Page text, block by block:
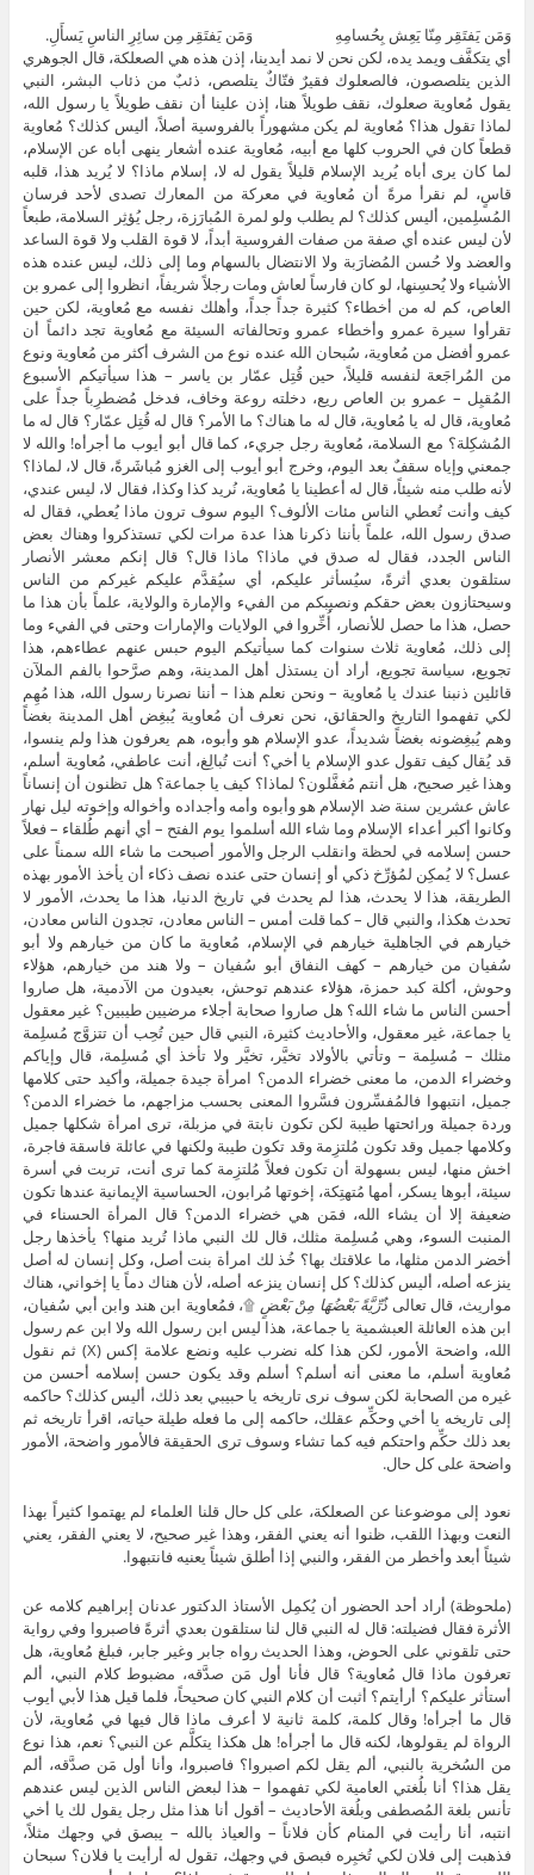
وَمَن يَفتَقِر مِنّا يَعِش بِحُسامِهِ وَمَن يَفتَقِر مِن سائِرِ الناسِ يَسأَلِ.
أي يتكفَّف ويمد يده، لكن نحن لا نمد أيدينا، إذن هذه هي الصعلكة، قال الجوهري
الذين يتلصصون، فالصعلوك فقيرٌ فتّاكٌ يتلصص، ذئبٌ من ذئاب البشر، النبي
يقول مُعاوية صعلوك، نقف طويلاً هنا، إذن علينا أن نقف طويلاً يا رسول الله،
لماذا تقول هذا؟ مُعاوية لم يكن مشهوراً بالفروسية أصلاً، أليس كذلك؟ مُعاوية
قطعاً كان في الحروب كلها مع أبيه، مُعاوية عنده أشعار ينهى أباه عن الإسلام،
لما كان يرى أباه يُريد الإسلام قليلاً يقول له لا، إسلام ماذا؟ لا يُريد هذا، قلبه
قاسٍ، لم نقرأ مرةً أن مُعاوية في معركة من المعارك تصدى لأحد فرسان
المُسلِمين، أليس كذلك؟ لم يطلب ولو لمرة المُبارَزة، رجل يُؤثِر السلامة، طبعاً
لأن ليس عنده أي صفة من صفات الفروسية أبداً، لا قوة القلب ولا قوة الساعد
والعضد ولا حُسن المُضارَبة ولا الانتضال بالسهام وما إلى ذلك، ليس عنده هذه
الأشياء ولا يُحسِنها، لو كان فارساً لعاش ومات رجلاً شريفاً، انظروا إلى عمرو بن
العاص، كم له من أخطاء؟ كثيرة جداً جداً، وأهلك نفسه مع مُعاوية، لكن حين
تقرأوا سيرة عمرو وأخطاء عمرو وتحالفاته السيئة مع مُعاوية تجد دائماً أن
عمرو أفضل من مُعاوية، سُبحان الله عنده نوع من الشرف أكثر من مُعاوية ونوع
من المُراجَعة لنفسه قليلاً، حين قُتِل عمّار بن ياسر – هذا سيأتيكم الأسبوع
المُقبِل – عمرو بن العاص ريع، دخلته روعة وخاف، فدخل مُضطرِباً جداً على
مُعاوية، قال له يا مُعاوية، قال له ما هناك؟ ما الأمر؟ قال له قُتِل عمّار؟ قال له ما
المُشكِلة؟ مع السلامة، مُعاوية رجل جريء، كما قال أبو أيوب ما أجرأه! والله لا
جمعني وإياه سقفٌ بعد اليوم، وخرج أبو أيوب إلى الغزو مُباشَرةً، قال لا، لماذا؟
لأنه طلب منه شيئاً، قال له أعطينا يا مُعاوية، نُريد كذا وكذا، فقال لا، ليس عندي،
كيف وأنت تُعطي الناس مئات الألوف؟ اليوم سوف ترون ماذا يُعطي، فقال له
صدق رسول الله، علماً بأننا ذكرنا هذا عدة مرات لكي تستذكروا وهناك بعض
الناس الجدد، فقال له صدق في ماذا؟ ماذا قال؟ قال إنكم معشر الأنصار
ستلقون بعدي أثرةً، سيُسأثر عليكم، أي سيُقدَّم عليكم غيركم من الناس
وسيحتازون بعض حقكم ونصيبكم من الفيء والإمارة والولاية، علماً بأن هذا ما
حصل، هذا ما حصل للأنصار، أُخِّروا في الولايات والإمارات وحتى في الفيء وما
إلى ذلك، مُعاوية ثلاث سنوات كما سيأتيكم اليوم حبس عنهم عطاءهم، هذا
تجويع، سياسة تجويع، أراد أن يستذل أهل المدينة، وهم صرَّحوا بالفم الملآن
قائلين ذنبنا عندك يا مُعاوية – ونحن نعلم هذا – أننا نصرنا رسول الله، هذا مُهِم
لكي تفهموا التاريخ والحقائق، نحن نعرف أن مُعاوية يُبغِض أهل المدينة بغضاً
وهم يُبغِضونه بغضاً شديداً، عدو الإسلام هو وأبوه، هم يعرفون هذا ولم ينسوا،
قد يُقال كيف تقول عدو الإسلام يا أخي؟ أنت تُبالِغ، أنت عاطفي، مُعاوية أسلم،
وهذا غير صحيح، هل أنتم مُغفَّلون؟ لماذا؟ كيف يا جماعة؟ هل تظنون أن إنساناً
عاش عشرين سنة ضد الإسلام هو وأبوه وأمه وأجداده وأخواله وإخوته ليل نهار
وكانوا أكبر أعداء الإسلام وما شاء الله أسلموا يوم الفتح – أي أنهم طُلقاء – فعلاً
حسن إسلامه في لحظة وانقلب الرجل والأمور أصبحت ما شاء الله سمناً على
عسل؟ لا يُمكِن لمُؤرِّخ ذكي أو إنسان حتى عنده نصف ذكاء أن يأخذ الأمور بهذه
الطريقة، هذا لا يحدث، هذا لم يحدث في تاريخ الدنيا، هذا ما يحدث، الأمور لا
تحدث هكذا، والنبي قال – كما قلت أمس – الناس معادن، تجدون الناس معادن،
خيارهم في الجاهلية خيارهم في الإسلام، مُعاوية ما كان من خيارهم ولا أبو
سُفيان من خيارهم – كهف النفاق أبو سُفيان – ولا هند من خيارهم، هؤلاء
وحوش، أكلة كبد حمزة، هؤلاء عندهم توحش، بعيدون من الآدمية، هل صاروا
أحسن الناس ما شاء الله؟ هل صاروا صحابة أجلاء مرضيين طيبين؟ غير معقول
يا جماعة، غير معقول، والأحاديث كثيرة، النبي قال حين تُحِب أن تتزوَّج مُسلِمة
مثلك – مُسلِمة – وتأتي بالأولاد تخيَّر، تخيَّر ولا تأخذ أي مُسلِمة، قال وإياكم
وخضراء الدمن، ما معنى خضراء الدمن؟ امرأة جيدة جميلة، وأكيد حتى كلامها
جميل، انتبهوا فالمُفسِّرون فسَّروا المعنى بحسب مزاجهم، ما خضراء الدمن؟
وردة جميلة ورائحتها طيبة لكن تكون نابتة في مزبلة، ترى امرأة شكلها جميل
وكلامها جميل وقد تكون مُلتزِمة وقد تكون طيبة ولكنها في عائلة فاسقة فاجرة،
اخش منها، ليس بسهولة أن تكون فعلاً مُلتزِمة كما ترى أنت، تربت في أسرة
سيئة، أبوها يسكر، أمها مُتهتِكة، إخوتها مُرابون، الحساسية الإيمانية عندها تكون
ضعيفة إلا أن يشاء الله، فمَن هي خضراء الدمن؟ قال المرأة الحسناء في
المنبت السوء، وهي مُسلِمة مثلك، قال لك النبي ماذا تُريد منها؟ يأخذها رجل
أخضر الدمن مثلها، ما علاقتك بها؟ خُذ لك امرأة بنت أصل، وكل إنسان له أصل
ينزعه أصله، أليس كذلك؟ كل إنسان ينزعه أصله، لأن هناك دماً يا إخواني، هناك
مواريث، قال تعالىذُرِّيَّةً بَعْضُهَا مِنْ بَعْضٍ ۩، فمُعاوية ابن هند وابن أبي سُفيان،
ابن هذه العائلة العبشمية يا جماعة، هذا ليس ابن رسول الله ولا ابن عم رسول
الله، واضحة الأمور، لكن هذا كله نضرب عليه ونضع علامة إكس (X) ثم نقول
مُعاوية أسلم، ما معنى أنه أسلم؟ أسلم وقد يكون حسن إسلامه أحسن من
غيره من الصحابة لكن سوف نرى تاريخه يا حبيبي بعد ذلك، أليس كذلك؟ حاكمه
إلى تاريخه يا أخي وحكِّم عقلك، حاكمه إلى ما فعله طيلة حياته، اقرأ تاريخه ثم
بعد ذلك حكِّم واحتكم فيه كما تشاء وسوف ترى الحقيقة فالأمور واضحة، الأمور
واضحة على كل حال.
نعود إلى موضوعنا عن الصعلكة، على كل حال قلنا العلماء لم يهتموا كثيراً بهذا
النعت وبهذا اللقب، ظنوا أنه يعني الفقر، وهذا غير صحيح، لا يعني الفقر، يعني
شيئاً أبعد وأخطر من الفقر، والنبي إذا أطلق شيئاً يعنيه فانتبهوا.
(ملحوظة) أراد أحد الحضور أن يُكمِل الأستاذ الدكتور عدنان إبراهيم كلامه عن
الأثرة فقال فضيلته: قال له النبي قال لنا ستلقون بعدي أثرةً فاصبروا وفي رواية
حتى تلقوني على الحوض، وهذا الحديث رواه جابر وغير جابر، فبلغ مُعاوية، هل
تعرفون ماذا قال مُعاوية؟ قال فأنا أول مَن صدَّقه، مضبوط كلام النبي، ألم
أستأثر عليكم؟ أرأيتم؟ أثبت أن كلام النبي كان صحيحاً، فلما قيل هذا لأبي أيوب
قال ما أجرأه! وقال كلمة، كلمة ثانية لا أعرف ماذا قال فيها في مُعاوية، لأن
الرواة لم يقولوها، لكنه قال ما أجرأه! هل هكذا يتكلَّم عن النبي؟ نعم، هذا نوع
من السُخرية بالنبي، ألم يقل لكم اصبروا؟ فاصبروا، وأنا أول مَن صدَّقه، ألم
يقل هذا؟ أنا بلُغتي العامية لكي تفهموا – هذا لبعض الناس الذين ليس عندهم
تأنس بلغة المُصطفى وبلُغة الأحاديث – أقول أنا هذا مثل رجل يقول لك يا أخي
انتبه، أنا رأيت في المنام كأن فلاناً – والعياذ بالله – يبصق في وجهك مثلاً،
فذهبت إلى فلان لكي تُخبِره فبصق في وجهك، تقول له أرأيت يا فلان؟ سبحان